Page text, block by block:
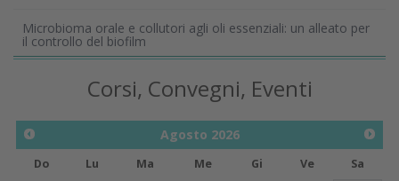
Microbioma orale e collutori agli oli essenziali: un alleato per
il controllo del biofilm
Corsi, Convegni, Eventi
Agosto 2026
Do Lu Ma Me Gi Ve
Sa